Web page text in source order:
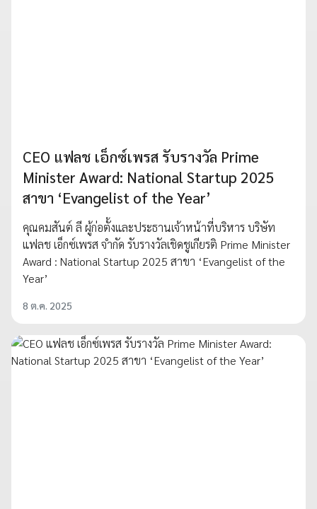
CEO แฟลช เอ็กซ์เพรส รับรางวัล Prime
Minister Award: National Startup 2025
สาขา ‘Evangelist of the Year’
คุณคมสันต์ ลี ผู้ก่อตั้งและประธานเจ้าหน้าที่บริหาร บริษัท
แฟลช เอ็กซ์เพรส จำกัด รับรางวัลเชิดชูเกียรติ Prime Minister
Award : National Startup 2025 สาขา ‘Evangelist of the
Year’
8 ต.ค. 2025